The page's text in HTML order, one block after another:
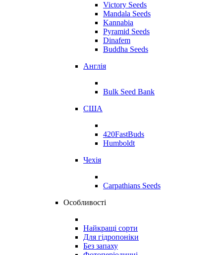
Victory Seeds
Mandala Seeds
Kannabia
Pyramid Seeds
Dinafem
Buddha Seeds
Англія
Bulk Seed Bank
США
420FastBuds
Humboldt
Чехія
Carpathians Seeds
Особливості
Найкращі сорти
Для гідропоніки
Без запаху